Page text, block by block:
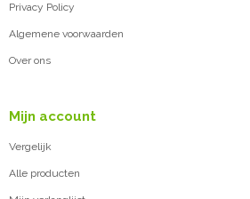
Privacy Policy
Algemene voorwaarden
Over ons
Mijn account
Vergelijk
Alle producten